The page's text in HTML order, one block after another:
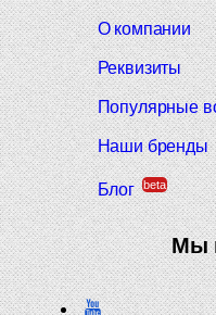
О компании
Реквизиты
Популярные
Наши бренды
Блог beta
Мы